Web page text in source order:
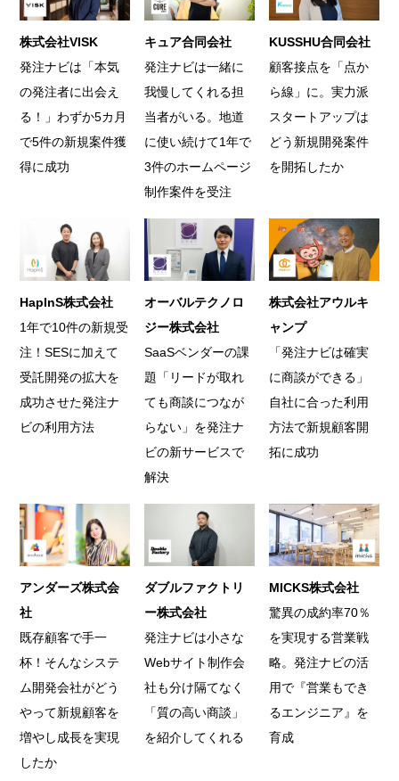
株式会社VISK
発注ナビは「本気
の発注者に出会え
る！」わずか5カ月
で5件の新規案件獲
得に成功
キュア合同会社
発注ナビは一緒に
我慢してくれる担
当者がいる。地道
に使い続けて1年で
3件のホームページ
制作案件を受注
KUSSHU合同会社
顧客接点を「点か
ら線」に。実力派
スタートアップは
どう新規開発案件
を開拓したか
HapInS株式会社
1年で10件の新規受
注！SESに加えて
受託開発の拡大を
成功させた発注ナ
ビの利用方法
オーバルテクノロ
ジー株式会社
SaaSベンダーの課
題「リードが取れ
ても商談につなが
らない」を発注ナ
ビの新サービスで
解決
株式会社アウルキ
ャンプ
「発注ナビは確実
に商談ができる」
自社に合った利用
方法で新規顧客開
拓に成功
アンダーズ株式会
社
既存顧客で手一
杯！そんなシステ
ム開発会社がどう
やって新規顧客を
増やし成長を実現
したか
ダブルファクトリ
ー株式会社
発注ナビは小さな
Webサイト制作会
社も分け隔てなく
「質の高い商談」
を紹介してくれる
MICKS株式会社
驚異の成約率70％
を実現する営業戦
略。発注ナビの活
用で『営業もでき
るエンジニア』を
育成